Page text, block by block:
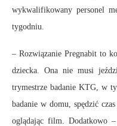
wykwalifikowany personel
tygodniu.
– Rozwiązanie Pregnabit to
dziecka. Ona nie musi
trymestrze badanie KTG, w
badanie w domu, spędzić
oglądając film. Dodatkowo